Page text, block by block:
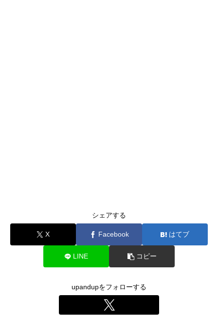
シェアする
X Facebook はてブ
LINE コピー
upandupをフォローする